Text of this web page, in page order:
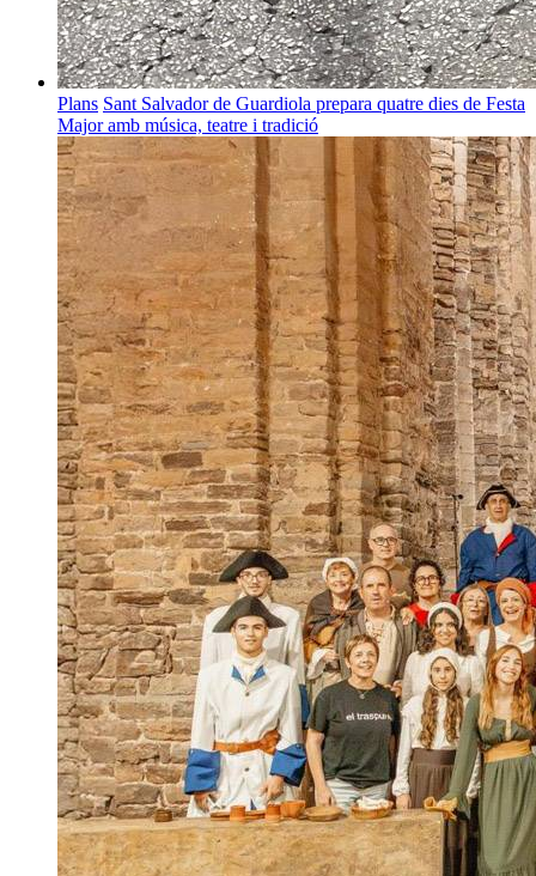
Plans Sant Salvador de Guardiola prepara quatre dies de Festa
Major amb música, teatre i tradició